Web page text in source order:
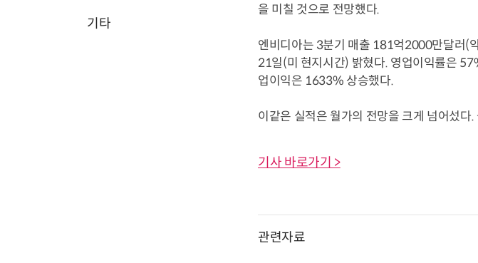
기타
을 미칠 것으로 전망했다.
엔비디아는 3분기 매출 181억2000만달러
21일(미 현지시간) 밝혔다. 영업이익률은
업이익은 1633% 상승했다.
이같은 실적은 월가의 전망을 크게 넘어섰다
기사 바로가기 >
관련자료